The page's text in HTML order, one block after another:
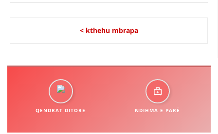
< kthehu mbrapa
QENDRAT DITORE NDIHMA E PARË